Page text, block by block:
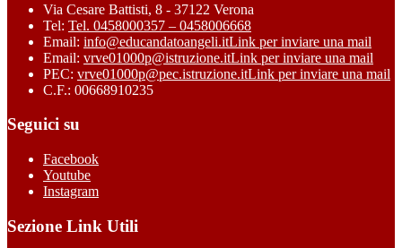
Via Cesare Battisti, 8 - 37122 Verona
Tel: Tel. 0458000357 – 0458006668
Email: info@educandatoangeli.itLink per inviare una mail
Email: vrve01000p@istruzione.itLink per inviare una mail
PEC: vrve01000p@pec.istruzione.itLink per inviare una mail
C.F.: 00668910235
Seguici su
Facebook
Youtube
Instagram
Sezione Link Utili